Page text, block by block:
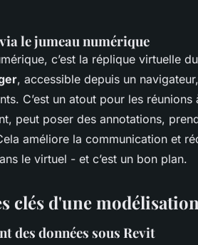
le jumeau numérique
c’est la réplique virtuelle
, accessible depuis un
C’est un atout pour les
peut poser des annotations,
améliore la communication et
le virtuel - et c’est un bon plan.
clés d'une
des données sous Revit